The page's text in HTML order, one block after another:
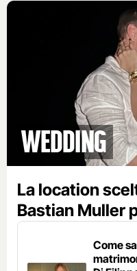
Wedding
La location
Bastian Muller
Come